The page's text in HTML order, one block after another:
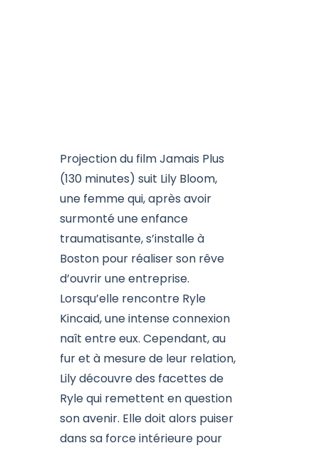
Projection du film Jamais Plus
(130 minutes) suit Lily Bloom,
une femme qui, après avoir
surmonté une enfance
traumatisante, s’installe à
Boston pour réaliser son rêve
d’ouvrir une entreprise.
Lorsqu’elle rencontre Ryle
Kincaid, une intense connexion
naît entre eux. Cependant, au
fur et à mesure de leur relation,
Lily découvre des facettes de
Ryle qui remettent en question
son avenir. Elle doit alors puiser
dans sa force intérieure pour